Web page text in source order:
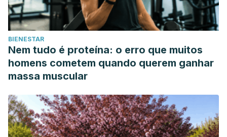
BIENESTAR
Nem tudo é proteína: o erro que muitos
homens cometem quando querem ganhar
massa muscular